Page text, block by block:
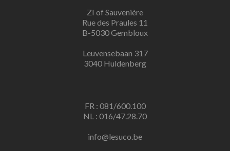
ZI of Sauvenière
Rue des Praules 11
B-5030 Gembloux
Leuvensebaan 317
3040 Huldenberg
FR : 081/600.100
NL : 016/47.28.70
info@lesuco.be